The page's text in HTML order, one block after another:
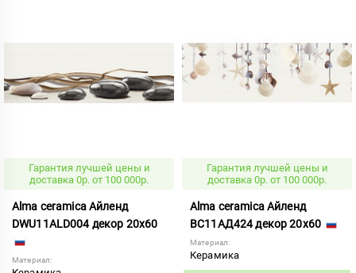
Гарантия лучшей цены и
доставка 0р. от 100 000р.
Alma ceramica Айленд
DWU11ALD004 декор 20x60
Материал:
Гарантия лучшей цены и
доставка 0р. от 100 000р.
Alma ceramica Айленд
ВС11АД424 декор 20x60
Материал:
Керамика